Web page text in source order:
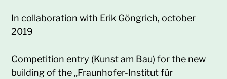
In collaboration with Erik Göngrich, october
2019
Competition entry (Kunst am Bau) for the new
building of the „Fraunhofer-Institut für